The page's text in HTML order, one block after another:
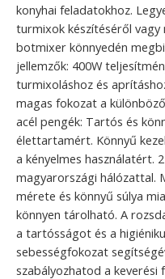
konyhai feladatokhoz.
turmixok készítéséről
botmixer könnyedén
jellemzők: 400W
turmixoláshoz és
magas fokozat a
acél pengék: Tartós és
élettartamért. Könnyű
a kényelmes használatért.
magyarországi hálózattal.
mérete és könnyű súlya
könnyen tárolható. A
a tartósságot és a
sebességfokozat
szabályozhatod a